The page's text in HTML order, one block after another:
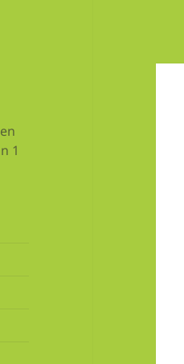
1